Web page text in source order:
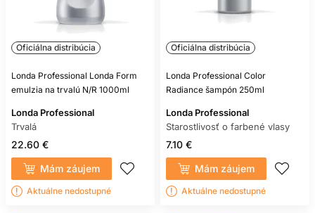
Oficiálna distribúcia
Londa Professional Londa Form
emulzia na trvalú N/R 1000ml
Londa Professional
Trvalá
22.60 €
Mám záujem
Aktuálne nedostupné
Oficiálna distribúcia
Londa Professional Color
Radiance šampón 250ml
Londa Professional
Starostlivosť o farbené vlasy
7.10 €
Mám záujem
Aktuálne nedostupné